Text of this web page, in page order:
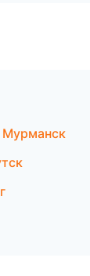
Мурманск